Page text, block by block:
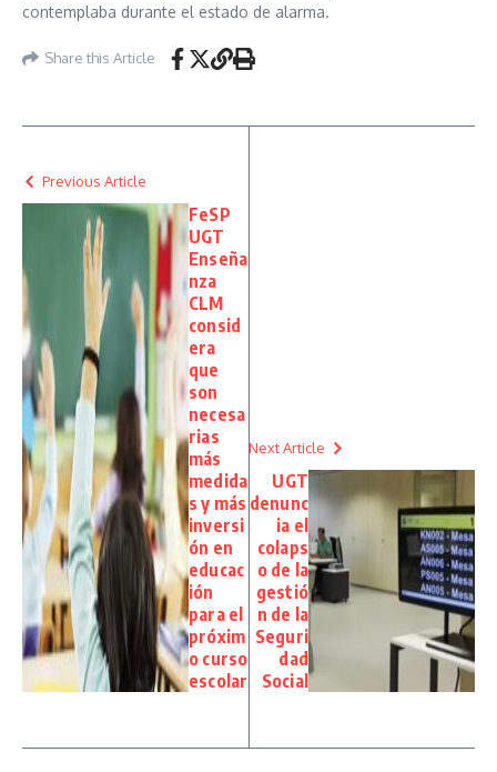
contemplaba durante el estado de alarma.
Share this Article
Previous Article
FeSP
UGT
Enseña
nza
CLM
consid
era
que
son
necesa
rias
más
medida
s y más
inversi
ón en
educac
ión
para el
próxim
o curso
escolar
Next Article
UGT
denunc
ia el
colaps
o de la
gestió
n de la
Seguri
dad
Social